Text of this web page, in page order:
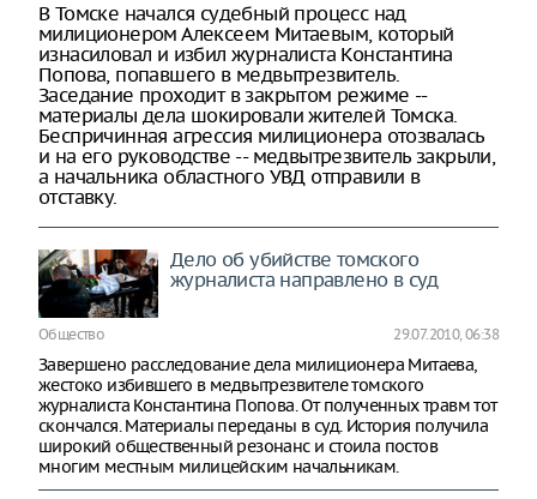
В Томске начался судебный процесс над
милиционером Алексеем Митаевым, который
изнасиловал и избил журналиста Константина
Попова, попавшего в медвытрезвитель.
Заседание проходит в закрытом режиме --
материалы дела шокировали жителей Томска.
Беспричинная агрессия милиционера отозвалась
и на его руководстве -- медвытрезвитель закрыли,
а начальника областного УВД отправили в
отставку.
Дело об убийстве томского
журналиста направлено в суд
Общество 29.07.2010, 06:38
Завершено расследование дела милиционера Митаева,
жестоко избившего в медвытрезвителе томского
журналиста Константина Попова. От полученных травм тот
скончался. Материалы переданы в суд. История получила
широкий общественный резонанс и стоила постов
многим местным милицейским начальникам.